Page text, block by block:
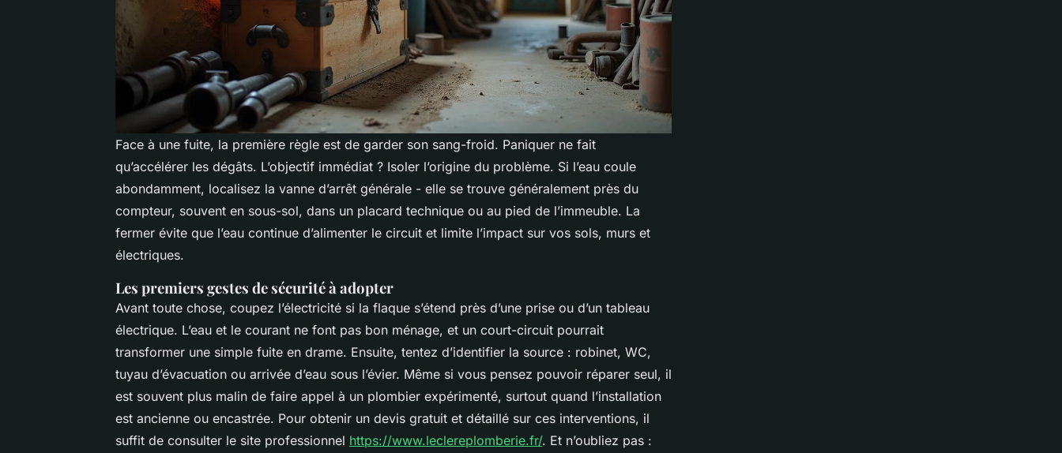
Face à une fuite, la première règle est de garder son sang-froid. Paniquer ne fait
qu’accélérer les dégâts. L’objectif immédiat ? Isoler l’origine du problème. Si l’eau coule
abondamment, localisez la vanne d’arrêt générale - elle se trouve généralement près du
compteur, souvent en sous-sol, dans un placard technique ou au pied de l’immeuble. La
fermer évite que l’eau continue d’alimenter le circuit et limite l’impact sur vos sols, murs et
électriques.
Les premiers gestes de sécurité à adopter
Avant toute chose, coupez l’électricité si la flaque s’étend près d’une prise ou d’un tableau
électrique. L’eau et le courant ne font pas bon ménage, et un court-circuit pourrait
transformer une simple fuite en drame. Ensuite, tentez d’identifier la source : robinet, WC,
tuyau d’évacuation ou arrivée d’eau sous l’évier. Même si vous pensez pouvoir réparer seul, il
est souvent plus malin de faire appel à un plombier expérimenté, surtout quand l’installation
est ancienne ou encastrée. Pour obtenir un devis gratuit et détaillé sur ces interventions, il
suffit de consulter le site professionnel https://www.leclereplomberie.fr/. Et n’oubliez pas :